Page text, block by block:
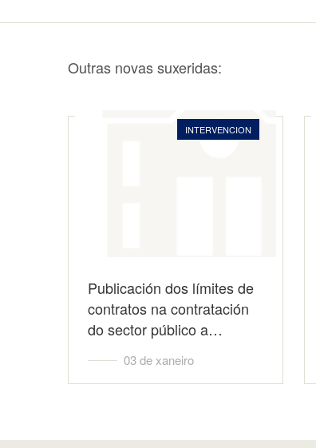
Outras novas suxeridas:
INTERVENCION
Publicación dos límites de
contratos na contratación
do sector público a…
03 de xaneiro